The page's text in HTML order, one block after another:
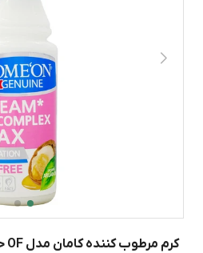
کرم مرطوب کننده کامان مدل OF حجم 200 میلی لیتر